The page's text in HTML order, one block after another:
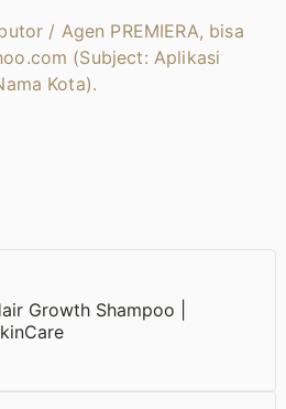
/ Agen PREMIERA, bisa
(Subject: Aplikasi
Kota).
Growth Shampoo |